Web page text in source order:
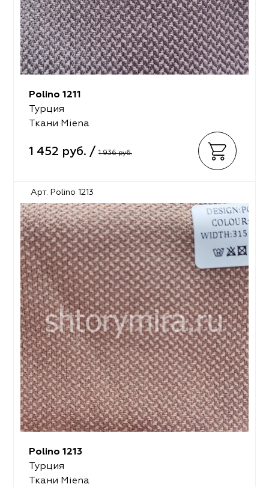
Polino 1211
Турция
Ткани Miena
1 452 руб. / 1 936 руб.
Арт. Polino 1213
Polino 1213
Турция
Ткани Miena